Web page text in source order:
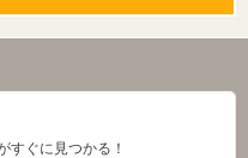
すぐに見つかる！